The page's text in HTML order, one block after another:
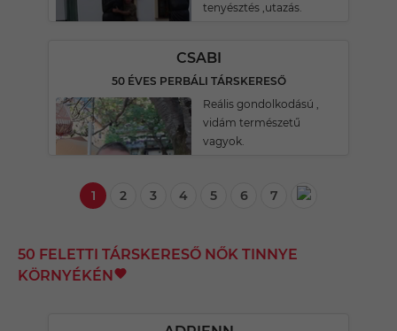
tenyésztés ,utazás.
CSABI
50 ÉVES PERBÁLI TÁRSKERESŐ
Reális gondolkodású ,
vidám természetű
vagyok.
1 2 3 4 5 6 7
50 FELETTI TÁRSKERESŐ NŐK TINNYE
KÖRNYÉKÉN